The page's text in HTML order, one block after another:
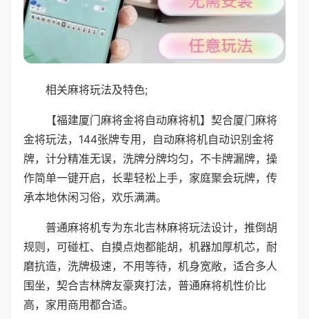
相关麻将玩法及特色;
【福建厦门麻将金将自动麻将机】契合厦门麻将
金将玩法，144张牌专用，自动麻将机自动识别金将
牌，计分精准无误，洗牌分牌均匀，不卡牌漏牌，操
作简单一键开启，长辈轻松上手，家庭聚会玩牌，传
承本地休闲习俗，欢乐满满。
普通麻将机专为东北吉林麻将玩法设计，推倒胡
规则，可碰杠、自摸点炮都能胡，机器加厚机芯，耐
磨抗造，洗牌极速，不用等待，机身宽敞，适合多人
围坐，契合吉林牌友豪爽打法，普通麻将机性价比
高，家用商用都合适。